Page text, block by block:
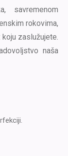
savremenom
rokovima,
zaslužujete.
naša